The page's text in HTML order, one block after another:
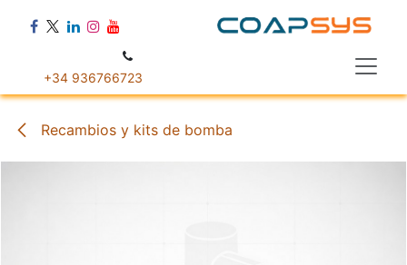
+34 936766723
Recambios y kits de bomba